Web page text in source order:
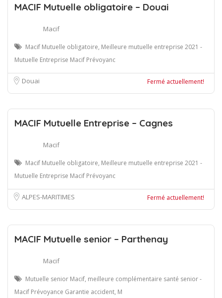
MACIF Mutuelle obligatoire – Douai
Macif
Macif Mutuelle obligatoire, Meilleure mutuelle entreprise 2021 -
Mutuelle Entreprise Macif Prévoyanc
Douai Fermé actuellement!
MACIF Mutuelle Entreprise – Cagnes
Macif
Macif Mutuelle obligatoire, Meilleure mutuelle entreprise 2021 -
Mutuelle Entreprise Macif Prévoyanc
ALPES-MARITIMES Fermé actuellement!
MACIF Mutuelle senior – Parthenay
Macif
Mutuelle senior Macif, meilleure complémentaire santé senior -
Macif Prévoyance Garantie accident, M